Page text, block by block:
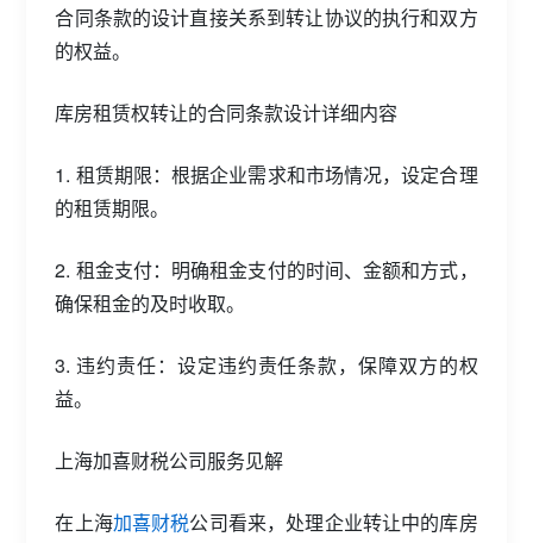
合同条款的设计直接关系到转让协议的执行和双方
的权益。
库房租赁权转让的合同条款设计详细内容
1. 租赁期限：根据企业需求和市场情况，设定合理
的租赁期限。
2. 租金支付：明确租金支付的时间、金额和方式，
确保租金的及时收取。
3. 违约责任：设定违约责任条款，保障双方的权
益。
上海加喜财税公司服务见解
在上海加喜财税公司看来，处理企业转让中的库房